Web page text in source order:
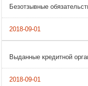
Безотзывные
Выданные кредитной